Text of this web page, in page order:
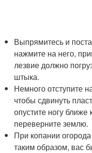
Выпрямитесь и
нажмите на него,
лезвие должно
штыка.
Немного отступите
чтобы сдвинуть
опустите ногу
переверните землю.
При копании
таким образом, вас